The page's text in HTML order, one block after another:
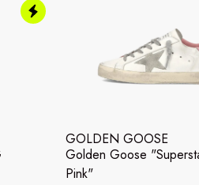
GOLDEN GOOSE
Golden Goose
Pink"